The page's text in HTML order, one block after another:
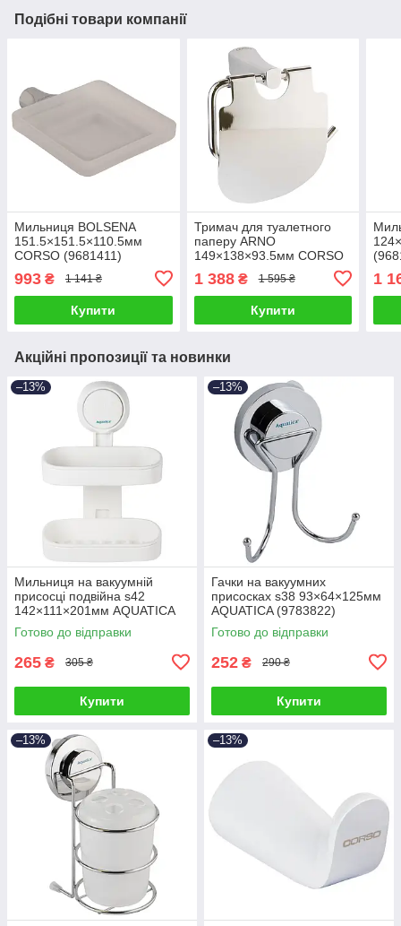
Подібні товари компанії
Мильниця BOLSENA
151.5×151.5×110.5мм
CORSO (9681411)
993 ₴ 1 141 ₴
Купити
Тримач для туалетного
паперу ARNO
149×138×93.5мм CORSO
1 388₴ 1 595 ₴
Купити
1
Акційні пропозиції та новинки
–13%
Мильниця на вакуумній
присосці подвійна s42
142×111×201мм AQUATICA
(9784290)
Готово до відправки
265 ₴ 305 ₴
Купити
–13%
Гачки на вакуумних
присосках s38 93×64×125мм
AQUATICA (9783822)
Готово до відправки
252 ₴ 290 ₴
Купити
–13% –13%